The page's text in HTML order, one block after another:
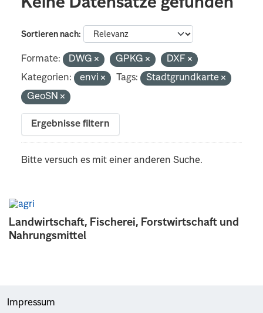
Landwirtschaft, Fischerei, Forstwirtschaft und
Nahrungsmittel
Keine Datensätze gefunden
Sortieren nach
Formate: DWG GPKG
DXF
Kategorien:
envi Tags:
Stadtgrundkarte
GeoSN
Ergebnisse filtern
Bitte versuch es mit einer anderen Suche.
Impressum